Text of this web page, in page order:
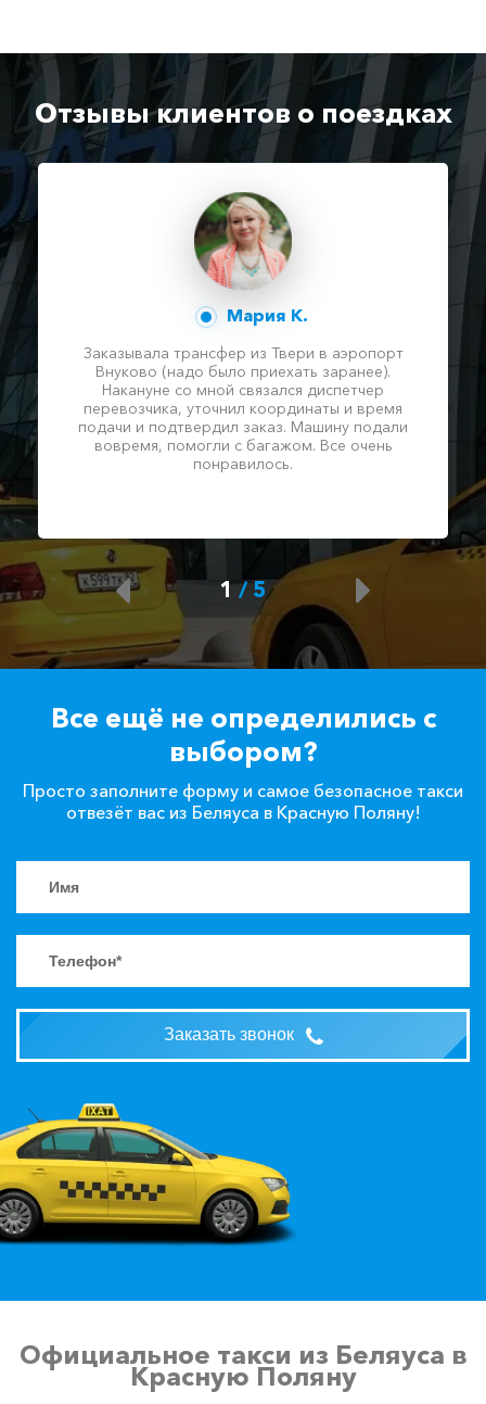
Отзывы клиентов о поездках
Мария К.
Заказывала трансфер из Твери в аэропорт
Внуково (надо было приехать заранее).
Накануне со мной связался диспетчер
перевозчика, уточнил координаты и время
подачи и подтвердил заказ. Машину подали
вовремя, помогли с багажом. Все очень
понравилось.
1/ 5
Все ещё не определились с
выбором?
Просто заполните форму и самое безопасное такси
отвезёт вас из Беляуса в Красную Поляну!
Заказать звонок
Официальное такси из Беляуса в
Красную Поляну